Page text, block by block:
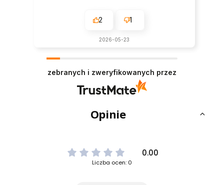
2 1
2026-05-23
zebranych i zweryfikowanych przez
Opinie
0.00
Liczba ocen: 0